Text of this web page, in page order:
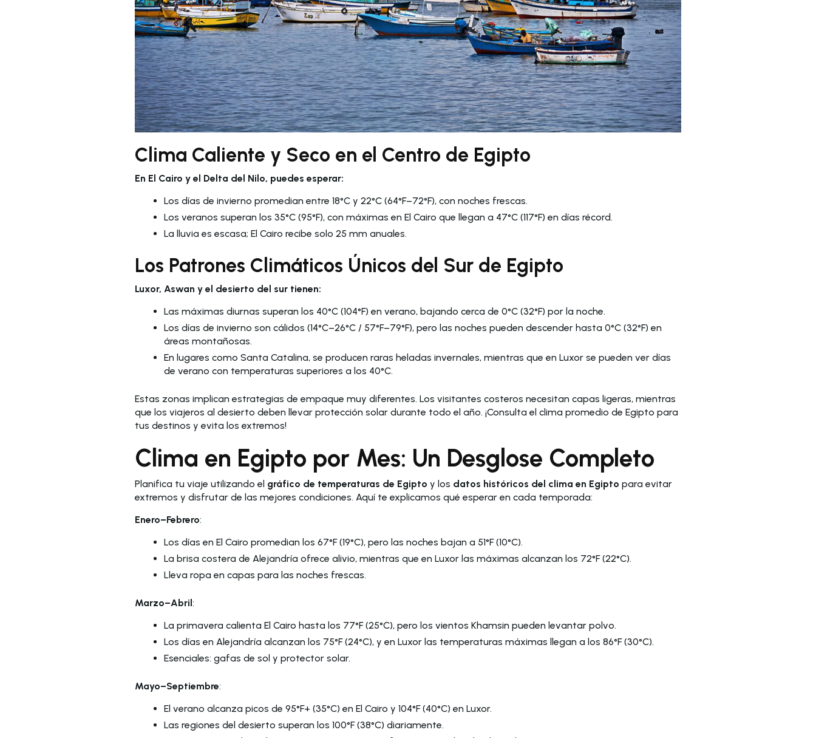
Clima Caliente y Seco en el Centro de Egipto
En El Cairo y el Delta del Nilo, puedes esperar:
Los días de invierno promedian entre 18°C y 22°C (64°F–72°F), con noches frescas.
Los veranos superan los 35°C (95°F), con máximas en El Cairo que llegan a 47°C (117°F) en días récord.
La lluvia es escasa; El Cairo recibe solo 25 mm anuales.
Los Patrones Climáticos Únicos del Sur de Egipto
Luxor, Aswan y el desierto del sur tienen:
Las máximas diurnas superan los 40°C (104°F) en verano, bajando cerca de 0°C (32°F) por la noche.
Los días de invierno son cálidos (14°C–26°C / 57°F–79°F), pero las noches pueden descender hasta 0°C (32°F) en
áreas montañosas.
En lugares como Santa Catalina, se producen raras heladas invernales, mientras que en Luxor se pueden ver días
de verano con temperaturas superiores a los 40°C.
Estas zonas implican estrategias de empaque muy diferentes. Los visitantes costeros necesitan capas ligeras, mientras
que los viajeros al desierto deben llevar protección solar durante todo el año. ¡Consulta el clima promedio de Egipto para
tus destinos y evita los extremos!
Clima en Egipto por Mes: Un Desglose Completo
Planifica tu viaje utilizando el gráfico de temperaturas de Egipto y los datos históricos del clima en Egipto para evitar
extremos y disfrutar de las mejores condiciones. Aquí te explicamos qué esperar en cada temporada:
Enero–Febrero:
Los días en El Cairo promedian los 67°F (19°C), pero las noches bajan a 51°F (10°C).
La brisa costera de Alejandría ofrece alivio, mientras que en Luxor las máximas alcanzan los 72°F (22°C).
Lleva ropa en capas para las noches frescas.
Marzo–Abril:
La primavera calienta El Cairo hasta los 77°F (25°C), pero los vientos Khamsin pueden levantar polvo.
Los días en Alejandría alcanzan los 75°F (24°C), y en Luxor las temperaturas máximas llegan a los 86°F (30°C).
Esenciales: gafas de sol y protector solar.
Mayo–Septiembre:
El verano alcanza picos de 95°F+ (35°C) en El Cairo y 104°F (40°C) en Luxor.
Las regiones del desierto superan los 100°F (38°C) diariamente.